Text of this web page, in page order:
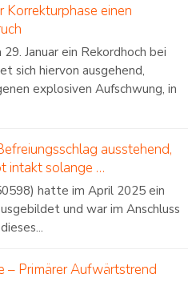
einen
Januar ein Rekordhoch bei
sich hiervon ausgehend,
explosiven Aufschwung, in
ausstehend,
intakt solange …
hatte im April 2025 ein
und war im Anschluss
– Primärer Aufwärtstrend